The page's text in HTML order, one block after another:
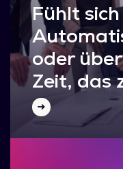
Fühlt
oder
Zeit, das